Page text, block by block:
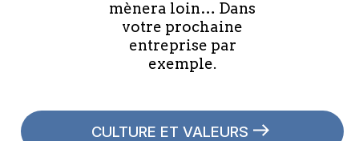
mènera loin… Dans
votre prochaine
entreprise par
exemple.
CULTURE ET VALEURS